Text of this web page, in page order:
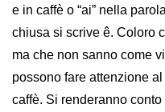
e in caffè o “ai” nella
chiusa si scrive ê. Coloro
ma che non sanno come
possono fare attenzione
caffè. Si renderanno